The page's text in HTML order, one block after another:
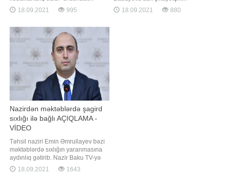
xəbər verir ki, hadisə rayonun Aşağı
Cürəli kəndində məktəb direktoru
olub. Hacıyev həyətyanı sahədəki
təssərrüfatında mal-qaraya qulluq
edərkən buğa ona qəfil hücum edib.
18.09.2021 995
sözlərinə görə, Nizami rayonu
"Naxçıvanski" 94B ünvanında
18.09.2021 880
Nazirdən məktəblərdə şagird
sıxlığı ilə bağlı AÇIQLAMA -
VİDEO
Təhsil naziri Emin Əmrullayev bəzi
məktəblərdə sıxlığın yaranmasına
aydınlıq gətirib. Nazir Baku TV-yə
eksklüziv müsahibəsində bildirib ki,
Azərbaycanda valideynə övladı
18.09.2021 1643